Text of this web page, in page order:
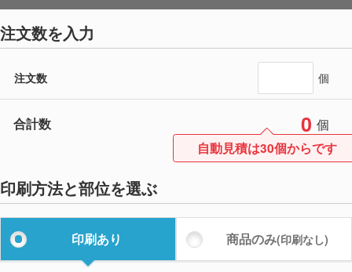
注文数を入力
注文数 個
合計数 0 個
自動見積は30個からです
印刷方法と部位を選ぶ
印刷あり 商品のみ(印刷なし)